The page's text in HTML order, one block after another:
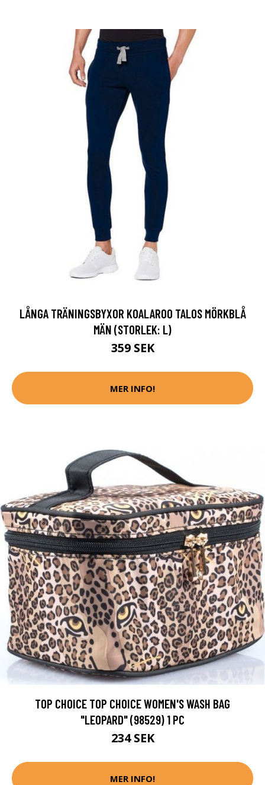
LÅNGA TRÄNINGSBYXOR KOALAROO TALOS MÖRKBLÅ
MÄN (STORLEK: L)
359 SEK
MER INFO!
TOP CHOICE TOP CHOICE WOMEN'S WASH BAG
"LEOPARD" (98529) 1 PC
234 SEK
MER INFO!